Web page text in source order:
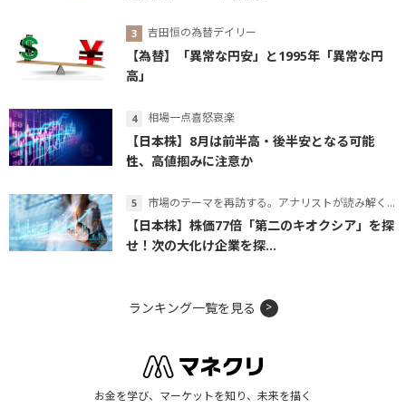
吉田恒の為替デイリー
【為替】「異常な円安」と1995年「異常な円
高」
相場一点喜怒哀楽
【日本株】8月は前半高・後半安となる可能
性、高値掴みに注意か
市場のテーマを再訪する。アナリストが読み解くテーマの本質
【日本株】株価77倍「第二のキオクシア」を探
せ！次の大化け企業を探...
ランキング一覧を見る
お金を学び、マーケットを知り、未来を描く